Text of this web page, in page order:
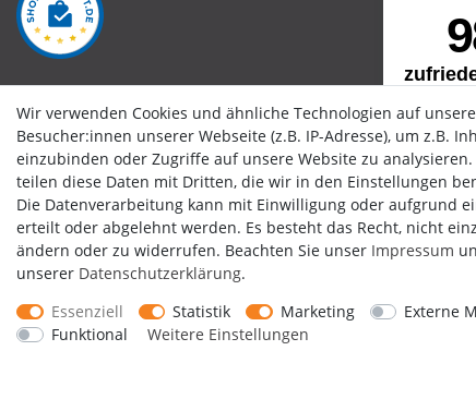
Wir verwenden Cookies und ähnliche Technologien auf
Besucher:innen unserer Webseite (z.B. IP-Adresse), um z.B.
einzubinden oder Zugriffe auf unsere Website zu
teilen diese Daten mit Dritten, die wir in den Einstellungen
Die Datenverarbeitung kann mit Einwilligung oder aufgrund
erteilt oder abgelehnt werden. Es besteht das Recht, nicht
ändern oder zu widerrufen. Beachten Sie unser Impressum
unserer Daten­schutz­erklärung.
Essenziell
Statistik Marketing Externe
Funktional
Weitere Einstellungen